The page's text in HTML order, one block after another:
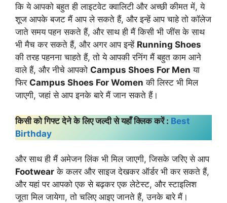
कि ये आपको बहुत ही लाइटवेट क्वालिटी और अच्छी कीमत में, ये
शूज आपके बजट मैं आप ले सकते हैं, और इन्हें आप चाहे तो कॉलेज
जाते समय पहन सकते हैं, और साथ ही मैं किसी भी जींस के साथ
भी मैच कर सकते हैं, और अगर आप इन्हें Running Shoes
की तरह पहनना चाहते हैं, तो ये आपकी रनिंग मैं बहुत काम आने
वाले हैं, और नीचे आपको Campus Shoes For Men या
फिर Campus Shoes For Women की लिस्ट भी मिल
जाएगी, जहां से आप इनके बारे मैं जान सकते हैं।
किसी को गिफ्ट देने के लिए जल्दी से यहाँ क्लिक करें : Best
Birthday
और साथ ही मैं अमेजन लिंक भी मिल जाएगी, जिसके जरिए से आप
Footwear के कलर और साइज देखकर ऑर्डर भी कर सकते हैं,
और यहां पर आपको एक से बढ़कर एक लेटेस्ट, और स्टाइलिश
जूता मिल जायेगा, तो चलिए आइए जानते हैं, उनके बारे मैं।